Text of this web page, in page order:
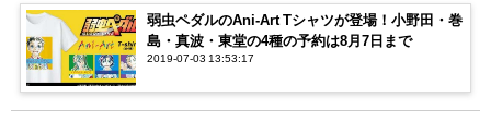
弱虫ペダルのAni-Art Tシャツが登場！小野田・巻
島・真波・東堂の4種の予約は8月7日まで
2019-07-03 13:53:17